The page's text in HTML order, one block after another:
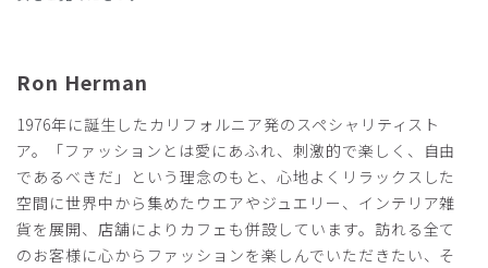
年齢:30代 身長:
最高
サラサラして履き心地はいいし、
チャックが横なので座った時にお腹に当たる煩わしさもなく
他のカラーも欲しくなりました。
おしゃれなので通勤時もTシャツを合わせて着ていってしま
います。
Ron Herman
1976年に誕生したカリフォルニア発のスペシャリティスト
ア。「ファッションとは愛にあふれ、刺激的で楽しく、自由
であるべきだ」という理念のもと、心地よくリラックスした
空間に世界中から集めたウエアやジュエリー、インテリア雑
貨を展開、店舗によりカフェも併設しています。訪れる全て
のお客様に心からファッションを楽しんでいただきたい、そ